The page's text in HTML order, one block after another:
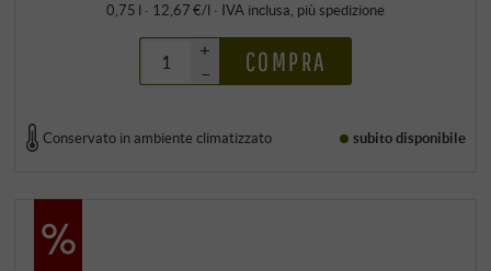
0,75 l · 12,67 €/l · IVA inclusa, più spedizione
+
–
COMPRA
Conservato in ambiente climatizzato subito disponibile